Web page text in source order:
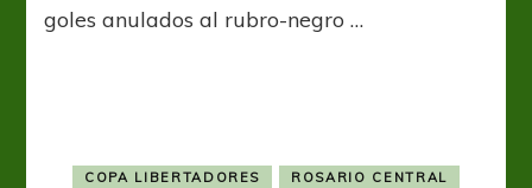
goles anulados al rubro-negro …
COPA LIBERTADORES ROSARIO CENTRAL